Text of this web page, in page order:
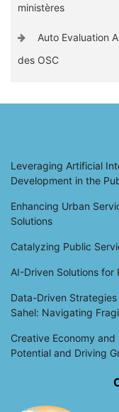
ministères
Auto Evaluation
des OSC
Leveraging Artificial
Development in the
Enhancing Urban
Solutions
Catalyzing Public
AI-Driven Solutions for
Data-Driven
Sahel: Navigating
Creative Economy
Potential and Driving